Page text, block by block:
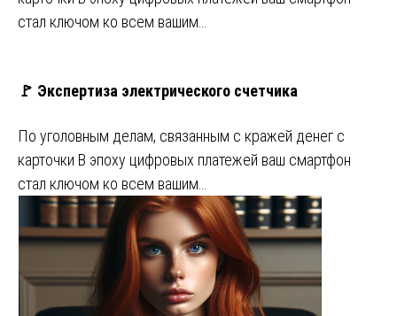
стал ключом ко всем вашим…
🚩 Экспертиза электрического счетчика
По уголовным делам, связанным с кражей денег с
карточки В эпоху цифровых платежей ваш смартфон
стал ключом ко всем вашим…